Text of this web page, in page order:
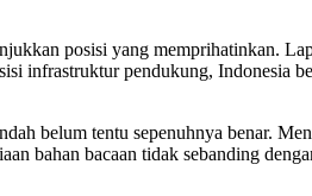
posisi yang memprihatinkan.
infrastruktur pendukung, Indonesia
belum tentu sepenuhnya benar.
bahan bacaan tidak sebanding